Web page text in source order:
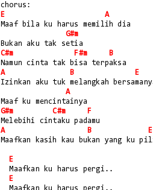
chorus:
E
A
Maaf bila ku harus memilih dia
G#m
Bukan aku tak setia
C#m
F#m
B
Namun cinta tak bisa terpaksa
A
B
E
Izinkan aku tuk melangkah
A
Maaf ku mencintainya
G#m
C#m
F
Melebihi cintaku padamu
A
B
E
Maafkan kasih kau bukan yang ku
E
  Maafkan ku harus pergi..
E
  Maafkan ku harus pergi..